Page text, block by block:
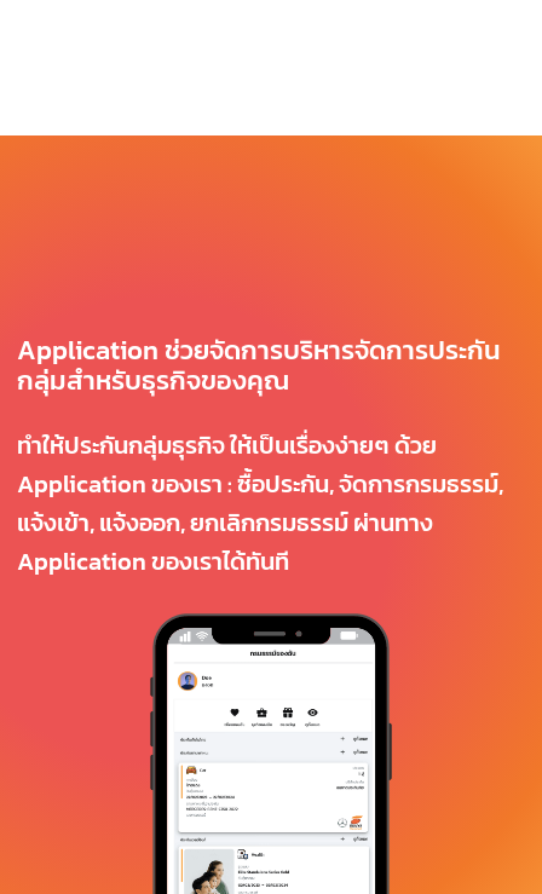
Application ช่วยจัดการบริหารจัดการประกัน
กลุ่มสำหรับธุรกิจของคุณ
ทำให้ประกันกลุ่มธุรกิจ ให้เป็นเรื่องง่ายๆ ด้วย
Application ของเรา : ซื้อประกัน, จัดการกรมธรรม์,
แจ้งเข้า, แจ้งออก, ยกเลิกกรมธรรม์ ผ่านทาง
Application ของเราได้ทันที